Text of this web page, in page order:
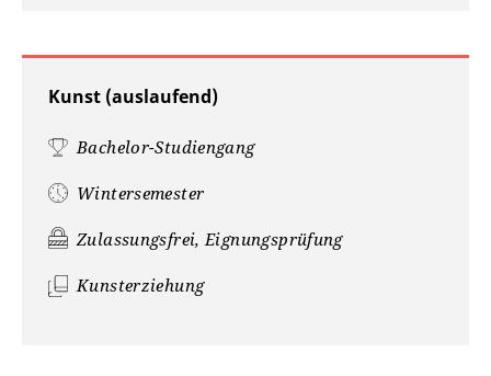
Kunst (auslaufend)
Bachelor-Studiengang
Wintersemester
Zulassungsfrei, Eignungsprüfung
Kunsterziehung